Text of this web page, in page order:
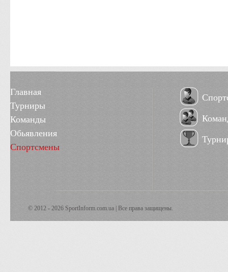
Главная
Турниры
Команды
Обьявления
Спортсмены
© 2012 - 2026 SportInform.com.ua | Все права защищены.